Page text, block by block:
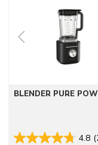
BLENDER PURE
4.8